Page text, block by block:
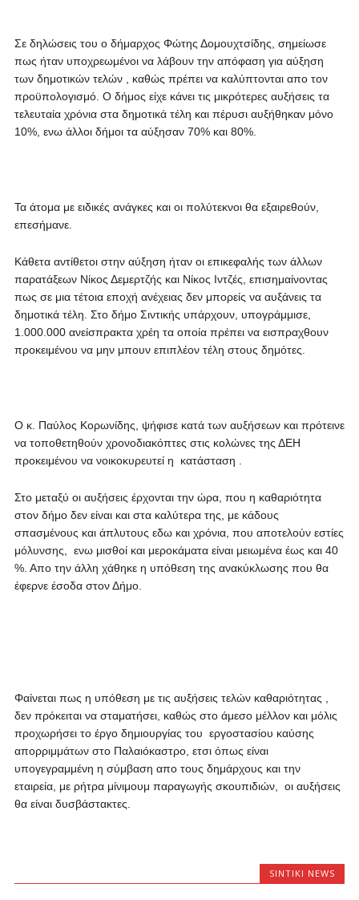
Σε δηλώσεις του ο δήμαρχος Φώτης Δομουχτσίδης, σημείωσε
πως ήταν υποχρεωμένοι να λάβουν την απόφαση για αύξηση
των δημοτικών τελών , καθώς πρέπει να καλύπτονται απο τον
προϋπολογισμό. Ο δήμος είχε κάνει τις μικρότερες αυξήσεις τα
τελευταία χρόνια στα δημοτικά τέλη και πέρυσι αυξήθηκαν μόνο
10%, ενω άλλοι δήμοι τα αύξησαν 70% και 80%.
Τα άτομα με ειδικές ανάγκες και οι πολύτεκνοι θα εξαιρεθούν,
επεσήμανε.
Κάθετα αντίθετοι στην αύξηση ήταν οι επικεφαλής των άλλων
παρατάξεων Νίκος Δεμερτζής και Νίκος Ιντζές, επισημαίνοντας
πως σε μια τέτοια εποχή ανέχειας δεν μπορείς να αυξάνεις τα
δημοτικά τέλη. Στο δήμο Σιντικής υπάρχουν, υπογράμμισε,
1.000.000 ανείσπρακτα χρέη τα οποία πρέπει να εισπραχθουν
προκειμένου να μην μπουν επιπλέον τέλη στους δημότες.
Ο κ. Παύλος Κορωνίδης, ψήφισε κατά των αυξήσεων και πρότεινε
να τοποθετηθούν χρονοδιακόπτες στις κολώνες της ΔΕΗ
προκειμένου να νοικοκυρευτεί η κατάσταση .
Στο μεταξύ οι αυξήσεις έρχονται την ώρα, που η καθαριότητα
στον δήμο δεν είναι και στα καλύτερα της, με κάδους
σπασμένους και άπλυτους εδω και χρόνια, που αποτελούν εστίες
μόλυνσης, ενω μισθοί και μεροκάματα είναι μειωμένα έως και 40
%. Απο την άλλη χάθηκε η υπόθεση της ανακύκλωσης που θα
έφερνε έσοδα στον Δήμο.
Φαίνεται πως η υπόθεση με τις αυξήσεις τελών καθαριότητας ,
δεν πρόκειται να σταματήσει, καθώς στο άμεσο μέλλον και μόλις
προχωρήσει το έργο δημιουργίας του εργοστασίου καύσης
απορριμμάτων στο Παλαιόκαστρο, ετσι όπως είναι
υπογεγραμμένη η σύμβαση απο τους δημάρχους και την
εταιρεία, με ρήτρα μίνιμουμ παραγωγής σκουπιδιών, οι αυξήσεις
θα είναι δυσβάστακτες.
SINTIKI NEWS